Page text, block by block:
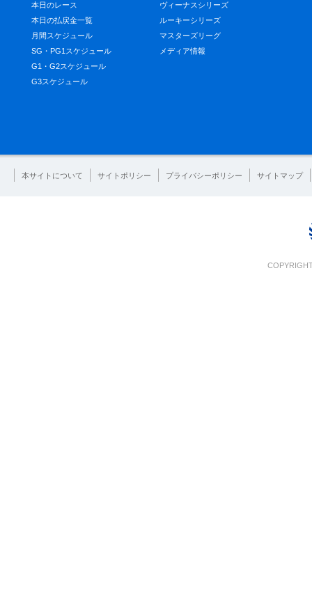
本日のレース
本日の払戻金一覧
月間スケジュール
SG・PG1スケジュール
G1・G2スケジュール
G3スケジュール
ヴィーナスシリーズ
ルーキーシリーズ
マスターズリーグ
メディア情報
本サイトについて サイトポリシー プライバシーポリシー サイトマップ